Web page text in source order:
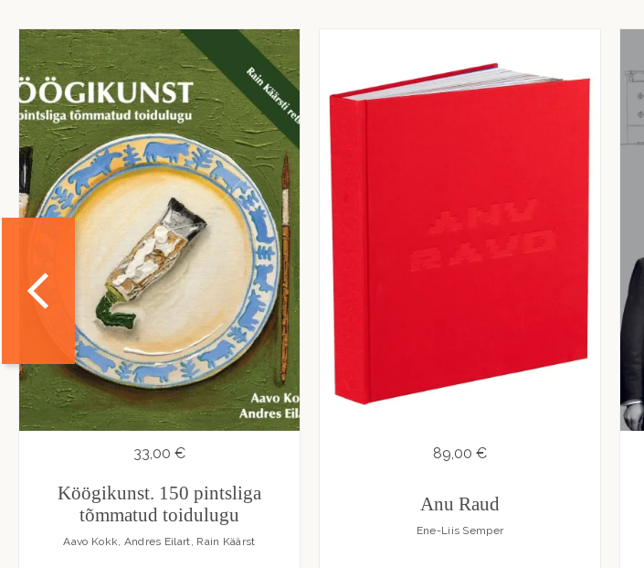
33,00 €
Köögikunst. 150 pintsliga
tõmmatud toidulugu
Aavo Kokk, Andres Eilart, Rain Käärst
89,00 €
Anu Raud
Ene-Liis Semper